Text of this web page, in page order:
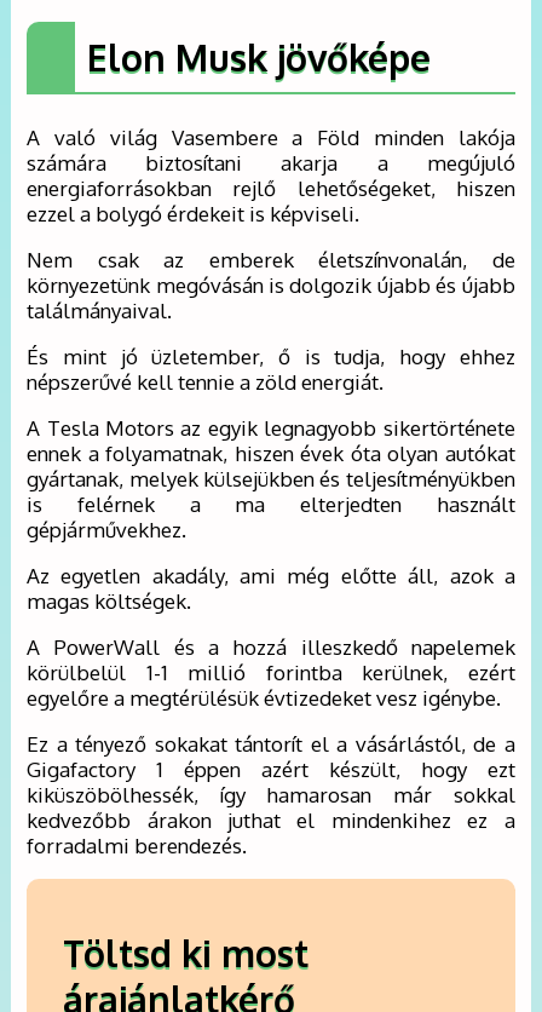
Elon Musk jövőképe
A való világ Vasembere a Föld minden lakója
számára biztosítani akarja a megújuló
energiaforrásokban rejlő lehetőségeket, hiszen
ezzel a bolygó érdekeit is képviseli.
Nem csak az emberek életszínvonalán, de
környezetünk megóvásán is dolgozik újabb és újabb
találmányaival.
És mint jó üzletember, ő is tudja, hogy ehhez
népszerűvé kell tennie a zöld energiát.
A Tesla Motors az egyik legnagyobb sikertörténete
ennek a folyamatnak, hiszen évek óta olyan autókat
gyártanak, melyek külsejükben és teljesítményükben
is felérnek a ma elterjedten használt
gépjárművekhez.
Az egyetlen akadály, ami még előtte áll, azok a
magas költségek.
A PowerWall és a hozzá illeszkedő napelemek
körülbelül 1-1 millió forintba kerülnek, ezért
egyelőre a megtérülésük évtizedeket vesz igénybe.
Ez a tényező sokakat tántorít el a vásárlástól, de a
Gigafactory 1 éppen azért készült, hogy ezt
kiküszöbölhessék, így hamarosan már sokkal
kedvezőbb árakon juthat el mindenkihez ez a
forradalmi berendezés.
Töltsd ki most
árajánlatkérő